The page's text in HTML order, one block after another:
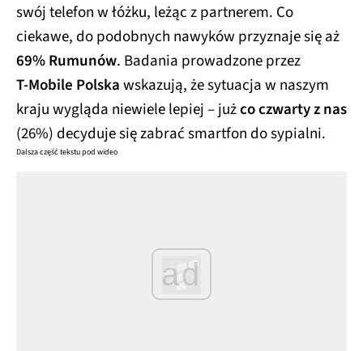
swój telefon w łóżku, leżąc z partnerem. Co
ciekawe, do podobnych nawyków przyznaje się aż
69% Rumunów. Badania prowadzone przez
T‑Mobile Polskawskazują, że sytuacja w naszym
kraju wygląda niewiele lepiej – jużco czwarty z nas
(26%) decyduje się zabrać smartfon do sypialni.
Dalsza część tekstu pod wideo
ad